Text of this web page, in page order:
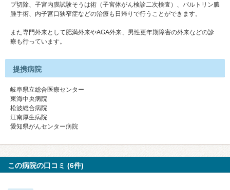
プ切除、子宮内膜試験そうは術（子宮体がん検診二次検査）、バルトリン膿
腫手術、内子宮口狭窄症などの治療も日帰りで行うことができます。
また専門外来として肥満外来やAGA外来、男性更年期障害の外来などの診
療も行っています。
提携病院
岐阜県立総合医療センター
東海中央病院
松波総合病院
江南厚生病院
愛知県がんセンター病院
この病院の口コミ (6件)